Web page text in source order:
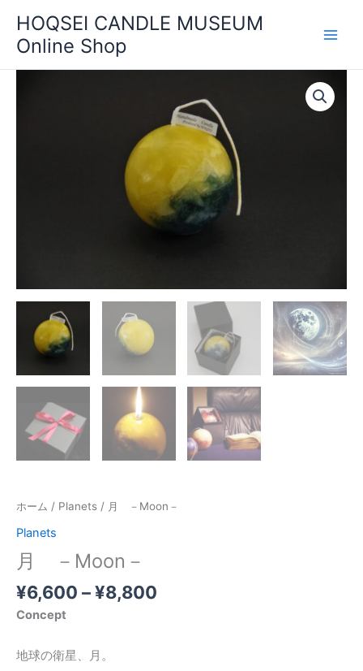
ス
HOQSEI CANDLE MUSEUM
Online Shop
ホーム / Planets / 月 －Moon－
Planets
月 －Moon－
¥6,600 –¥8,800
帯:
¥6,600
¥8,800
Concept
地球の衛星、月。